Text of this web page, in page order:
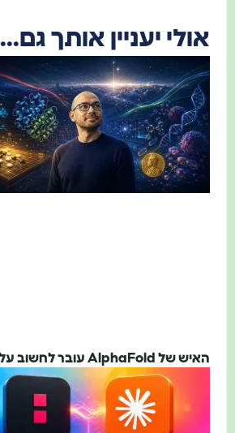
אולי יעניין אותך גם...
האיש של AlphaFold עובר לחשוב על AGI